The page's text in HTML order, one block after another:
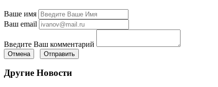
Ваше имя
Ваш email
Введите Ваш комментарий
Отмена Отправить
Другие Новости